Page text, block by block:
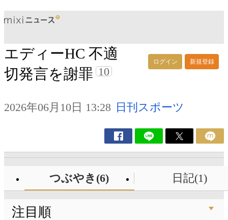
ログイン 新規登録
エディーHC 不適
切発言を謝罪 10
2026年06月10日 13:28 日刊スポーツ
つぶやき(6) 日記(1)
注目順